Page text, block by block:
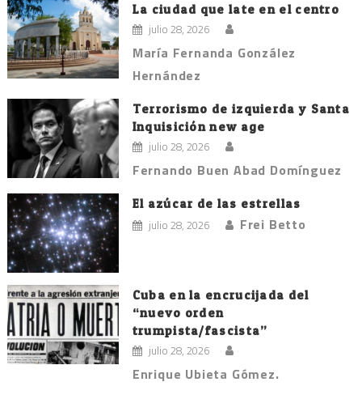
La ciudad que late en el centro
julio 28, 2026
María Fernanda González
Hernández
Terrorismo de izquierda y Santa
Inquisición new age
julio 28, 2026
Fernando Buen Abad Domínguez
El azúcar de las estrellas
julio 28, 2026 Frei Betto
Cuba en la encrucijada del
“nuevo orden
trumpista/fascista”
julio 28, 2026
Enrique Ubieta Gómez.